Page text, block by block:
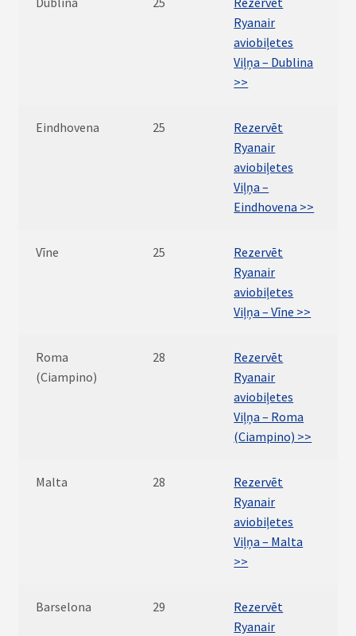
Ryanair
aviobiļetes
Viļņa – Dublina
>>
Eindhovena 25
Rezervēt
Ryanair
aviobiļetes
Viļņa –
Eindhovena >>
Vīne 25
Rezervēt
Ryanair
aviobiļetes
Viļņa – Vīne >>
Roma
(Ciampino)
28
Rezervēt
Ryanair
aviobiļetes
Viļņa – Roma
(Ciampino) >>
Malta 28
Rezervēt
Ryanair
aviobiļetes
Viļņa – Malta
>>
Barselona 29
Rezervēt
Ryanair